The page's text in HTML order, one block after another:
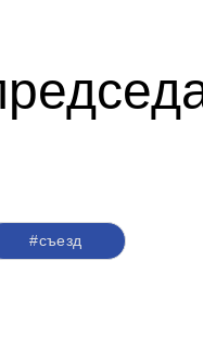
#съезд